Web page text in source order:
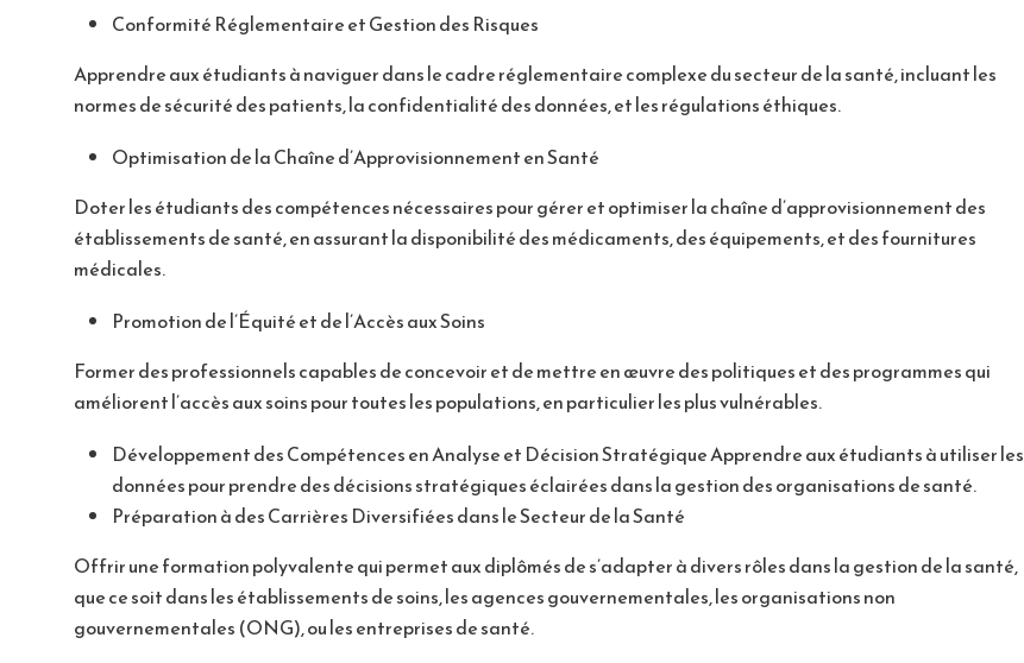
Conformité Réglementaire et Gestion des Risques
Apprendre aux étudiants à naviguer dans le cadre réglementaire complexe du secteur de la santé, incluant les
normes de sécurité des patients, la confidentialité des données, et les régulations éthiques.
Optimisation de la Chaîne d’Approvisionnement en Santé
Doter les étudiants des compétences nécessaires pour gérer et optimiser la chaîne d’approvisionnement des
établissements de santé, en assurant la disponibilité des médicaments, des équipements, et des fournitures
médicales.
Promotion de l’Équité et de l’Accès aux Soins
Former des professionnels capables de concevoir et de mettre en œuvre des politiques et des programmes qui
améliorent l’accès aux soins pour toutes les populations, en particulier les plus vulnérables.
Développement des Compétences en Analyse et Décision Stratégique Apprendre aux étudiants à utiliser les
données pour prendre des décisions stratégiques éclairées dans la gestion des organisations de santé.
Préparation à des Carrières Diversifiées dans le Secteur de la Santé
Offrir une formation polyvalente qui permet aux diplômés de s’adapter à divers rôles dans la gestion de la santé,
que ce soit dans les établissements de soins, les agences gouvernementales, les organisations non
gouvernementales (ONG), ou les entreprises de santé.